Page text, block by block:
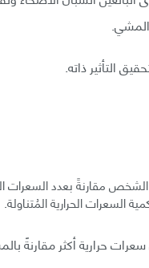
المشي.
التأثير ذاته.
مقارنةً بعدد السعرات
الحرارية المُتناولة.
حرارية أكثر مقارنةً